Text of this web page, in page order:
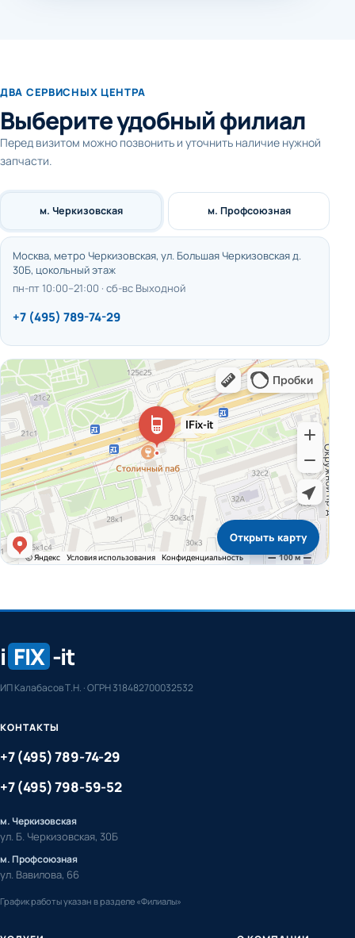
ДВА СЕРВИСНЫХ ЦЕНТРА
Выберите удобный филиал
Перед визитом можно позвонить и уточнить наличие нужной
запчасти.
м. Черкизовская
Москва, метро Черкизовская, ул. Большая Черкизовская д.
30Б, цокольный этаж
пн-пт 10:00–21:00 · сб-вс Выходной
+7 (495) 789-74-29
м. Профсоюзная
Открыть карту
i FIX -it
ИП Калабасов Т.Н. · ОГРН 318482700032532
КОНТАКТЫ
+7 (495) 789-74-29
+7 (495) 798-59-52
м. Черкизовская
ул. Б. Черкизовская, 30Б
м. Профсоюзная
ул. Вавилова, 66
График работы указан в разделе «Филиалы»